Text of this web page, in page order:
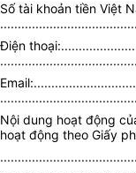
Số tài khoản tiền Việt
Điện
Nội dung hoạt động
hoạt động theo Giấy